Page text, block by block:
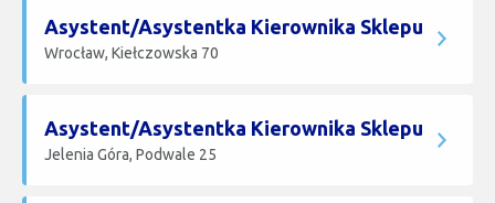
Asystent/Asystentka Kierownika Sklepu
Wrocław, Kiełczowska 70
Asystent/Asystentka Kierownika Sklepu
Jelenia Góra, Podwale 25